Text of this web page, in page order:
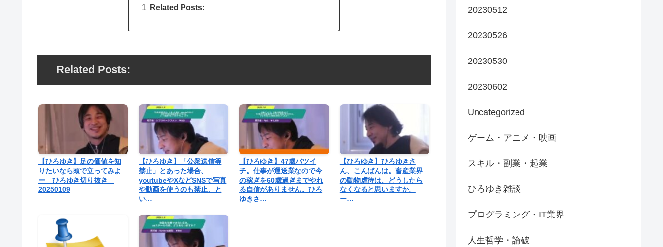
Related Posts:
Related Posts:
【ひろゆき】足の価値を知
りたいなら頭で立ってみよ
ー ひろゆき切り抜き
20250109
【ひろゆき】「公衆送信等
禁止」とあった場合、
youtubeやXなどSNSで写真
や動画を使うのも禁止、と
い…
【ひろゆき】47歳バツイ
チ。仕事が運送業なので今
の稼ぎを60歳過ぎまでやれ
る自信がありません。ひろ
ゆきさ…
【ひろゆき】ひろゆきさ
ん、こんばんは。畜産業界
の動物虐待は、どうしたら
なくなると思いますか。
ー…
20230512
20230526
20230530
20230602
Uncategorized
ゲーム・アニメ・映画
スキル・副業・起業
ひろゆき雑談
プログラミング・IT業界
人生哲学・論破